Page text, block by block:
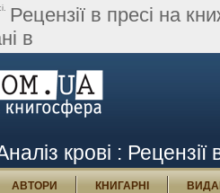
Рецензії в пресі на
в
крові : Рецензії
АВТОРИ КНИГАРНІ